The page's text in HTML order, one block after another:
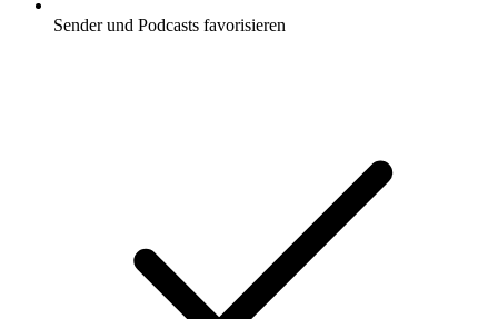
Sender und Podcasts favorisieren